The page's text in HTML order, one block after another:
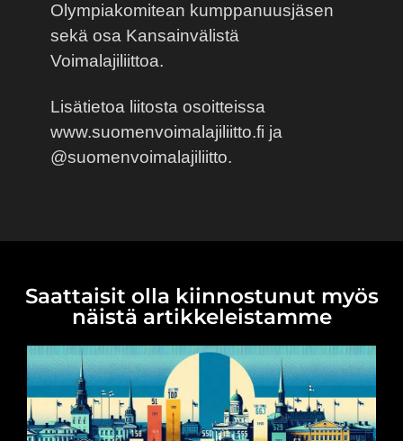
Olympiakomitean kumppanuusjäsen
sekä osa Kansainvälistä
Voimalajiliittoa.
Lisätietoa liitosta osoitteissa
www.suomenvoimalajiliitto.fi ja
@suomenvoimalajiliitto.
Saattaisit olla kiinnostunut myös
näistä artikkeleistamme